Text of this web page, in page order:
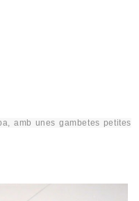
amb unes gambetes petites